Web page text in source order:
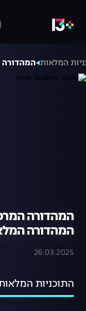
המלאות המהדורה המרכזית
המהדורה
26.03.2025
התוכניות